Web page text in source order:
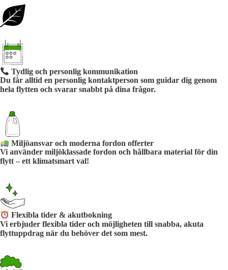
Tydlig och personlig kommunikation
Du får alltid en personlig kontaktperson som guidar dig genom
hela flytten och svarar snabbt på dina frågor.
Miljöansvar och moderna fordon offerter
Vi använder miljöklassade fordon och hållbara material för din
flytt – ett klimatsmart val!
Flexibla tider & akutbokning
Vi erbjuder flexibla tider och möjligheten till snabba, akuta
flyttuppdrag när du behöver det som mest.